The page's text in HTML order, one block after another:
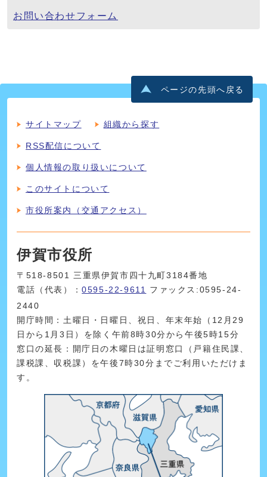
お問い合わせフォーム
ページの先頭へ戻る
サイトマップ 組織から探す
RSS配信について
個人情報の取り扱いについて
このサイトについて
市役所案内（交通アクセス）
伊賀市役所
〒518-8501 三重県伊賀市四十九町3184番地
電話（代表）：0595-22-9611
ファックス:0595-24-
2440
開庁時間：土曜日・日曜日、祝日、年末年始（12月29
日から1月3日）を除く午前8時30分から午後5時15分
窓口の延長：開庁日の木曜日は証明窓口（戸籍住民課、
課税課、収税課）を午後7時30分までご利用いただけま
す。